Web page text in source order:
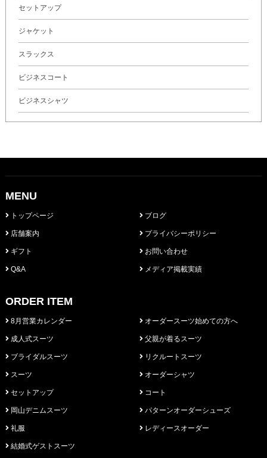
セットアップ
ジャケット
スラックス
ビジネスコート
ビジネスシャツ
MENU
トップページ
店舗案内
ギフト
Q&A
ブログ
プライバシーポリシー
お問い合わせ
メディア掲載実績
ORDER ITEM
8月営業カレンダー
成人式スーツ
ブライダルスーツ
スーツ
セットアップ
岡山デニムスーツ
礼服
結婚式ゲストスーツ
オーダースーツ始めての方へ
父親が着るスーツ
リクルートスーツ
オーダーシャツ
コート
パターンオーダーシューズ
レディースオーダー